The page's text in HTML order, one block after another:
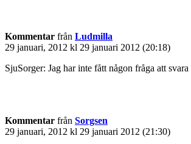
Kommentar från Ludmilla
29 januari, 2012 kl 29 januari 2012 (20:18)
SjuSorger: Jag har inte fått någon fråga att
Kommentar från Sorgsen
29 januari, 2012 kl 29 januari 2012 (21:30)